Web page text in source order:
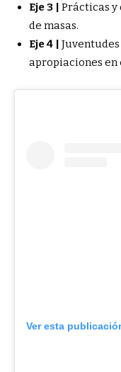
Eje 3 | Prácticas y
de masas.
Eje 4 |
apropiaciones en
Ver esta